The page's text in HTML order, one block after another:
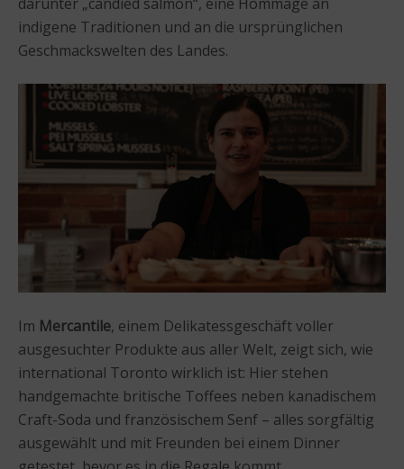
indigene Traditionen und an die ursprünglichen
Geschmackswelten des Landes.
Im Mercantile, einem Delikatessgeschäft voller
ausgesuchter Produkte aus aller Welt, zeigt sich, wie
international Toronto wirklich ist: Hier stehen
handgemachte britische Toffees neben kanadischem
Craft-Soda und französischem Senf – alles sorgfältig
ausgewählt und mit Freunden bei einem Dinner